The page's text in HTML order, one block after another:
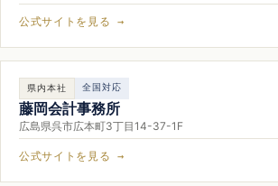
公式サイトを見る →
県内本社 全国対応
藤岡会計事務所
広島県呉市広本町3丁目14-37-1F
公式サイトを見る →